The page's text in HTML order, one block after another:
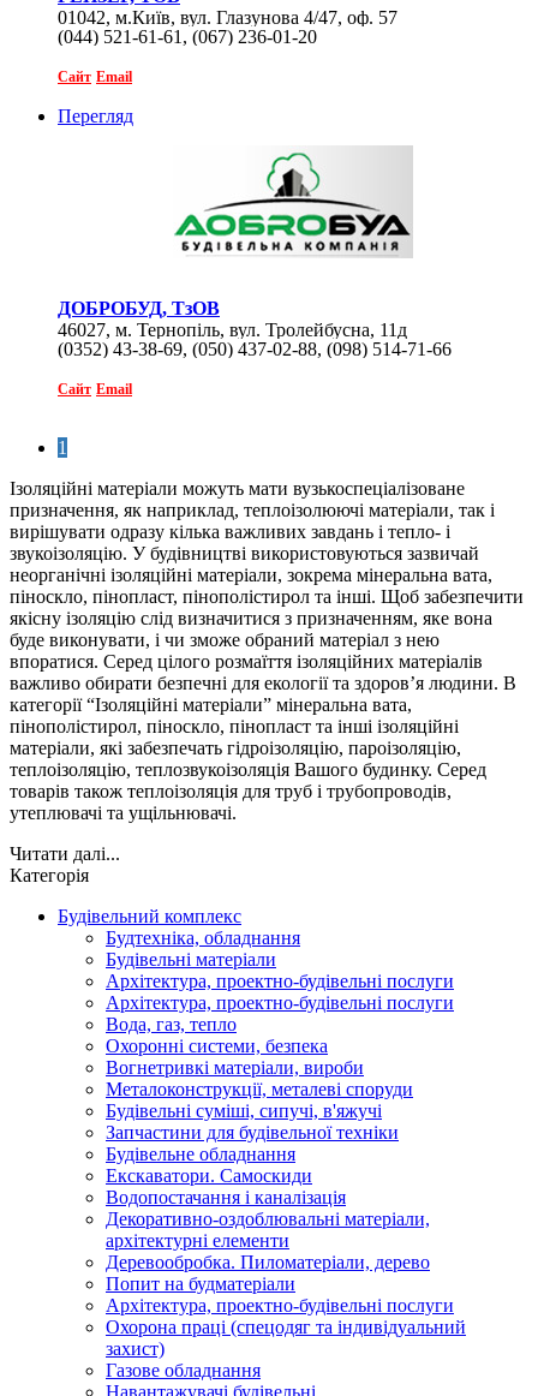
01042, м.Київ, вул. Глазунова 4/47, оф. 57
(044) 521-61-61, (067) 236-01-20
Сайт Email
Перегляд
ДОБРОБУД, ТзОВ
46027, м. Тернопіль, вул. Тролейбусна, 11д
(0352) 43-38-69, (050) 437-02-88, (098) 514-71-66
Сайт Email
1
Ізоляційні матеріали можуть мати вузькоспеціалізоване
призначення, як наприклад, теплоізолюючі матеріали, так і
вирішувати одразу кілька важливих завдань і тепло- і
звукоізоляцію. У будівництві використовуються зазвичай
неорганічні ізоляційні матеріали, зокрема мінеральна вата,
піноскло, пінопласт, пінополістирол та інші. Щоб забезпечити
якісну ізоляцію слід визначитися з призначенням, яке вона
буде виконувати, і чи зможе обраний матеріал з нею
впоратися. Серед цілого розмаїття ізоляційних матеріалів
важливо обирати безпечні для екології та здоров’я людини. В
категорії “Ізоляційні матеріали” мінеральна вата,
пінополістирол, піноскло, пінопласт та інші ізоляційні
матеріали, які забезпечать гідроізоляцію, пароізоляцію,
теплоізоляцію, теплозвукоізоляція Вашого будинку. Серед
товарів також теплоізоляція для труб і трубопроводів,
утеплювачі та ущільнювачі.
Читати далі...
Категорія
Будівельний комплекс
Будтехніка, обладнання
Будівельні матеріали
Архітектура, проектно-будівельні послуги
Архітектура, проектно-будівельні послуги
Вода, газ, тепло
Охоронні системи, безпека
Вогнетривкі матеріали, вироби
Металоконструкції, металеві споруди
Будівельні суміші, сипучі, в'яжучі
Запчастини для будівельної техніки
Будівельне обладнання
Екскаватори. Самоскиди
Водопостачання і каналізація
Декоративно-оздоблювальні матеріали,
архітектурні елементи
Деревообробка. Пиломатеріали, дерево
Попит на будматеріали
Архітектура, проектно-будівельні послуги
Охорона праці (спецодяг та індивідуальний
захист)
Газове обладнання
Навантажувачі будівельні